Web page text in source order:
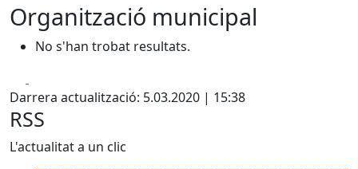
Organització municipal
No s'han trobat resultats.
Darrera actualització: 5.03.2020 | 15:38
RSS
L'actualitat a un clic